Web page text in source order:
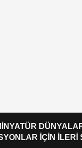
İÇIN İLERI